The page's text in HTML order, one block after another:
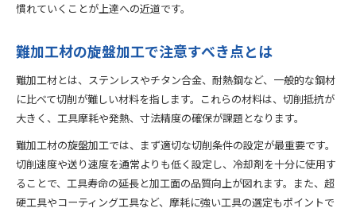
慣れていくことが上達への近道です。
難加工材の旋盤加工で注意すべき点とは
難加工材とは、ステンレスやチタン合金、耐熱鋼など、一般的な鋼材
に比べて切削が難しい材料を指します。これらの材料は、切削抵抗が
大きく、工具摩耗や発熱、寸法精度の確保が課題となります。
難加工材の旋盤加工では、まず適切な切削条件の設定が最重要です。
切削速度や送り速度を通常よりも低く設定し、冷却剤を十分に使用す
ることで、工具寿命の延長と加工面の品質向上が図れます。また、超
硬工具やコーティング工具など、摩耗に強い工具の選定もポイントで